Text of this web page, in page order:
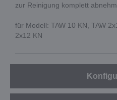
zur Reinigung komplett
für Modell: TAW 10 KN, TAW
2x12 KN